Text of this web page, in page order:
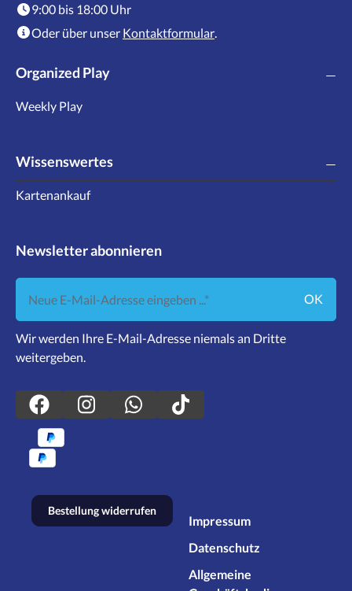
9:00 bis 18:00 Uhr
Oder über unser Kontaktformular
Organized Play
Weekly Play
Wissenswertes
Kartenankauf
Newsletter abonnieren
Neue E-Mail-Adresse eingeben ...
OK
Wir werden Ihre E-Mail-Adresse niemals an Dritte
weitergeben.
Bestellung widerrufen
Impressum
Datenschutz
Allgemeine